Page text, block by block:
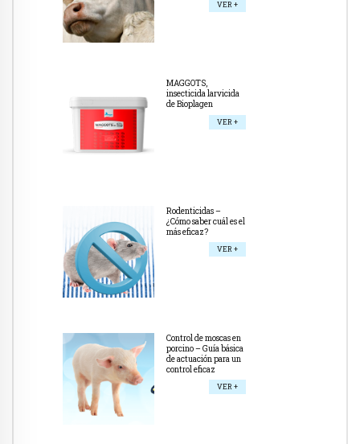
VER +
MAGGOTS,
insecticida larvicida
de Bioplagen
VER +
Rodenticidas –
¿Cómo saber cuál es el
más eficaz?
VER +
Control de moscas en
porcino – Guía básica
de actuación para un
control eficaz
VER +